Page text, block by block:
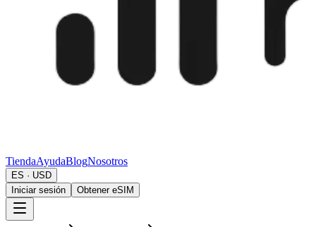
TiendaAyudaBlogNosotros
ES · USD
Iniciar sesión
Obtener eSIM